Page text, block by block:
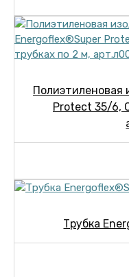
Полиэтиленовая
Protect 35/6,
Трубка